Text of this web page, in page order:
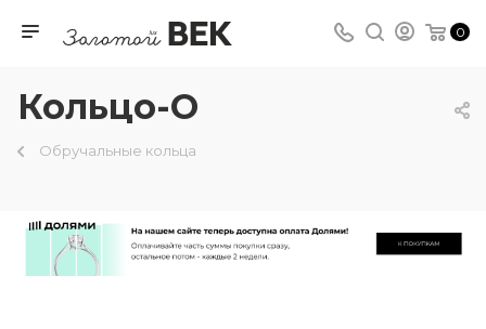
0
Кольцо-О
Обручальные кольца